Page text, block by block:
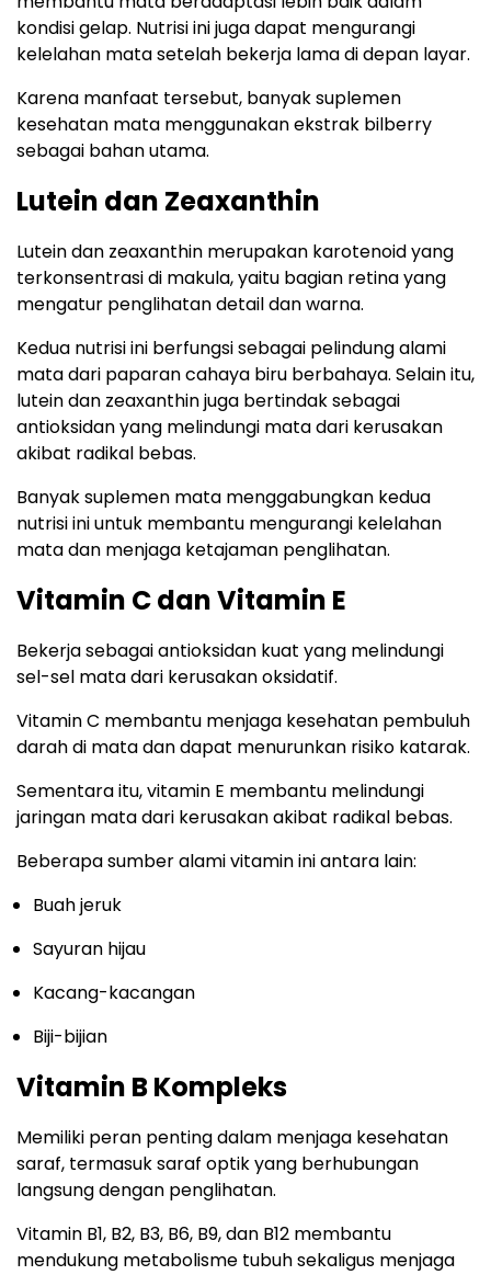
kondisi gelap. Nutrisi ini juga dapat mengurangi
kelelahan mata setelah bekerja lama di depan layar.
Karena manfaat tersebut, banyak suplemen
kesehatan mata menggunakan ekstrak bilberry
sebagai bahan utama.
Lutein dan Zeaxanthin
Lutein dan zeaxanthin merupakan karotenoid yang
terkonsentrasi di makula, yaitu bagian retina yang
mengatur penglihatan detail dan warna.
Kedua nutrisi ini berfungsi sebagai pelindung alami
mata dari paparan cahaya biru berbahaya. Selain itu,
lutein dan zeaxanthin juga bertindak sebagai
antioksidan yang melindungi mata dari kerusakan
akibat radikal bebas.
Banyak suplemen mata menggabungkan kedua
nutrisi ini untuk membantu mengurangi kelelahan
mata dan menjaga ketajaman penglihatan.
Vitamin C dan Vitamin E
Bekerja sebagai antioksidan kuat yang melindungi
sel-sel mata dari kerusakan oksidatif.
Vitamin C membantu menjaga kesehatan pembuluh
darah di mata dan dapat menurunkan risiko katarak.
Sementara itu, vitamin E membantu melindungi
jaringan mata dari kerusakan akibat radikal bebas.
Beberapa sumber alami vitamin ini antara lain:
Buah jeruk
Sayuran hijau
Kacang-kacangan
Biji-bijian
Vitamin B Kompleks
Memiliki peran penting dalam menjaga kesehatan
saraf, termasuk saraf optik yang berhubungan
langsung dengan penglihatan.
Vitamin B1, B2, B3, B6, B9, dan B12 membantu
mendukung metabolisme tubuh sekaligus menjaga